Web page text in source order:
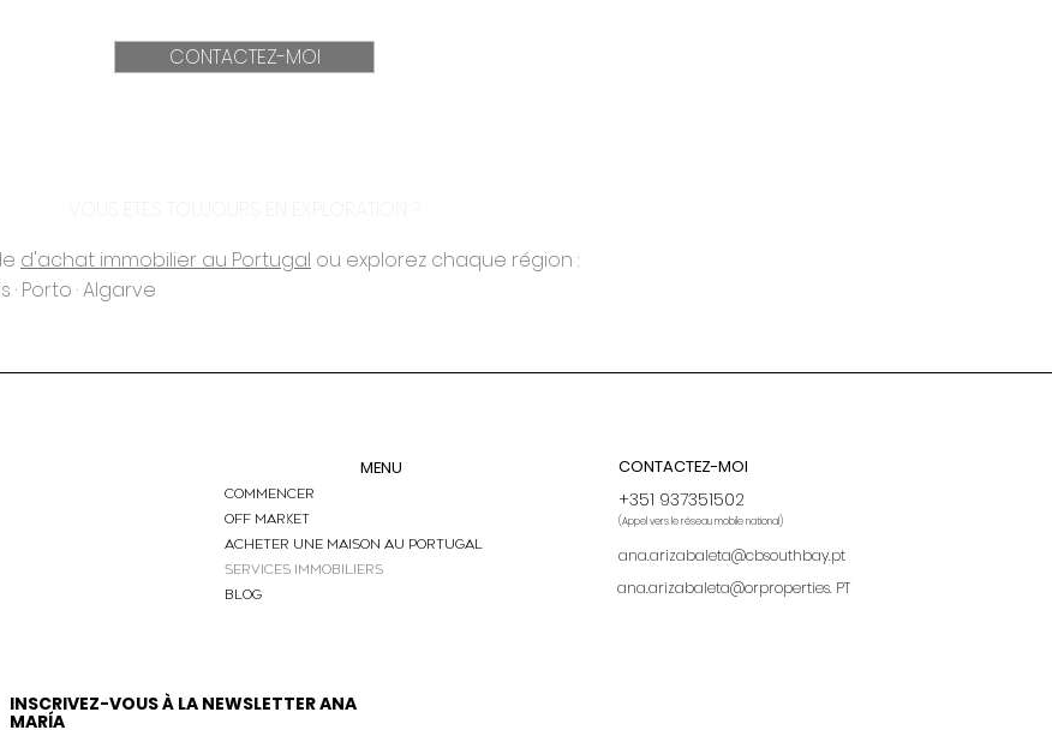
CONTACTEZ-MOI
d'achat immobilier au Portugal ou explorez chaque région :
· Porto · Algarve
MENU
Commencer
OFF MARKET
ACHETER UNE MAISON AU PORTUGAL
SERVICES IMMOBILIERS
BLOG
INSCRIVEZ-VOUS À LA NEWSLETTER ANA
MARÍA
CONTACTEZ-MOI
+351 937351502
(Appel vers le réseau mobile national)
ana.arizabaleta@cbsouthbay.pt
ana.arizabaleta@orproperties. PT